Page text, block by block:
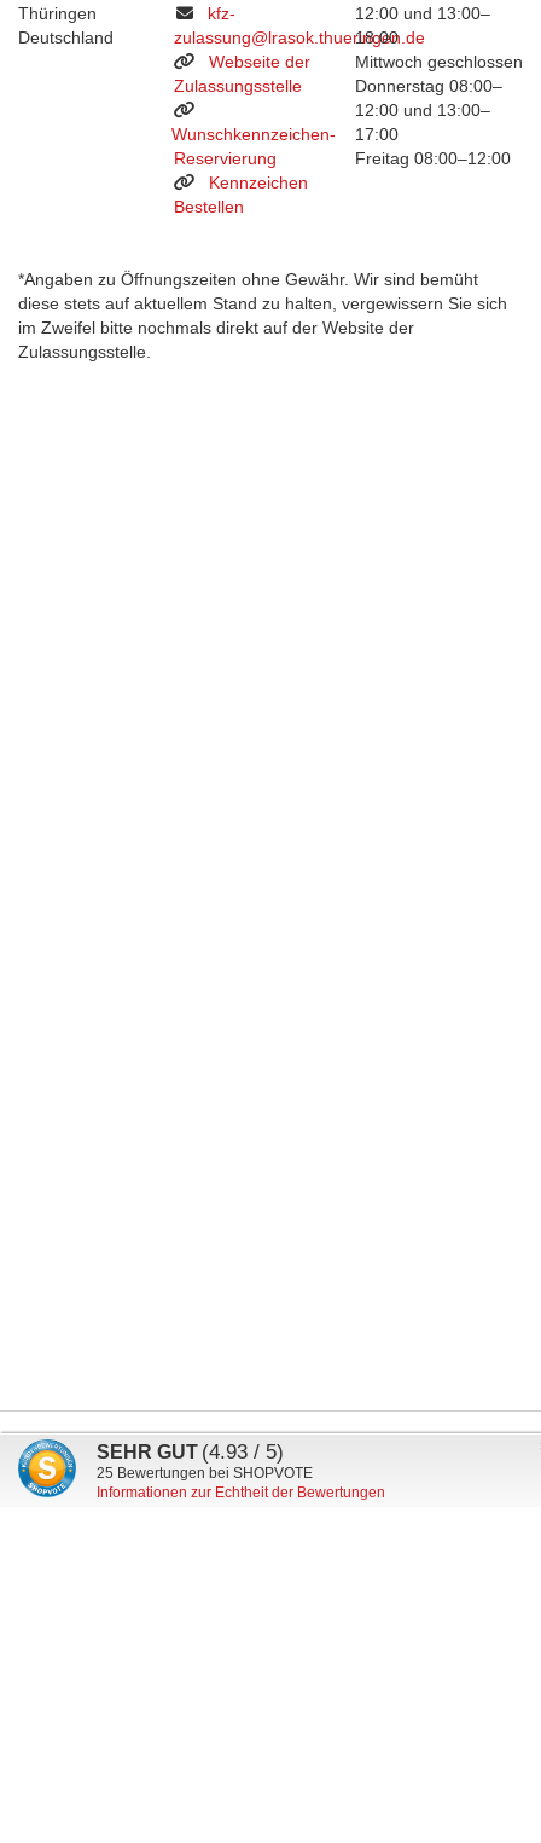
Thüringen
Deutschland
kfz-
zulassung@lrasok.thueringen.de
Webseite der
Zulassungsstelle
Wunschkennzeichen-
Reservierung
Kennzeichen
Bestellen
12:00 und 13:00–
18:00
Mittwoch geschlossen
Donnerstag 08:00–
12:00 und 13:00–
17:00
Freitag 08:00–12:00
*Angaben zu Öffnungszeiten ohne Gewähr. Wir sind bemüht
diese stets auf aktuellem Stand zu halten, vergewissern Sie sich
im Zweifel bitte nochmals direkt auf der Website der
Zulassungsstelle.
Anmeldung
zum
Newsletter:
SEHR GUT (4.93 / 5)
25 Bewertungen bei SHOPVOTE
Informationen zur Echtheit der Bewertungen